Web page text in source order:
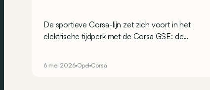
De sportieve Corsa-lijn zet zich voort in het
elektrische tijdperk met de Corsa GSE: de
andere elektrische hot hatches van Stellantis: 281
6 mei 2026 Opel Corsa